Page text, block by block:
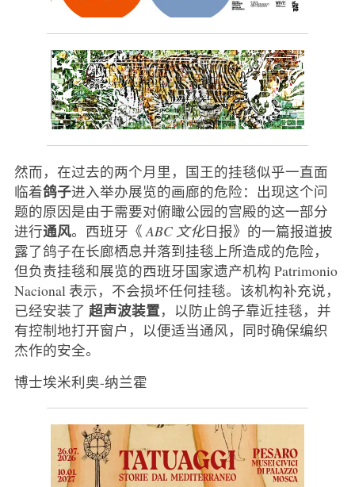
然而，在过去的两个月里，国王的挂毯似乎一直面
临着鸽子进入举办展览的画廊的危险：出现这个问
题的原因是由于需要对俯瞰公园的宫殿的这一部分
进行通风。西班牙《 ABC 文化日报》的一篇报道披
露了鸽子在长廊栖息并落到挂毯上所造成的危险，
但负责挂毯和展览的西班牙国家遗产机构 Patrimonio
Nacional 表示，不会损坏任何挂毯。该机构补充说，
已经安装了 超声波装置，以防止鸽子靠近挂毯，并
有控制地打开窗户，以便适当通风，同时确保编织
杰作的安全。
博士埃米利奥-纳兰霍